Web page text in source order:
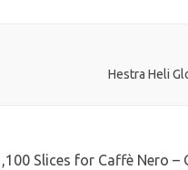
Hestra Heli
Slices for Caffè Nero –